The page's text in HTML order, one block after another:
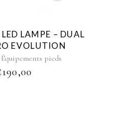
LAMPE – DUAL
EVOLUTION
Équipements pieds
190,00